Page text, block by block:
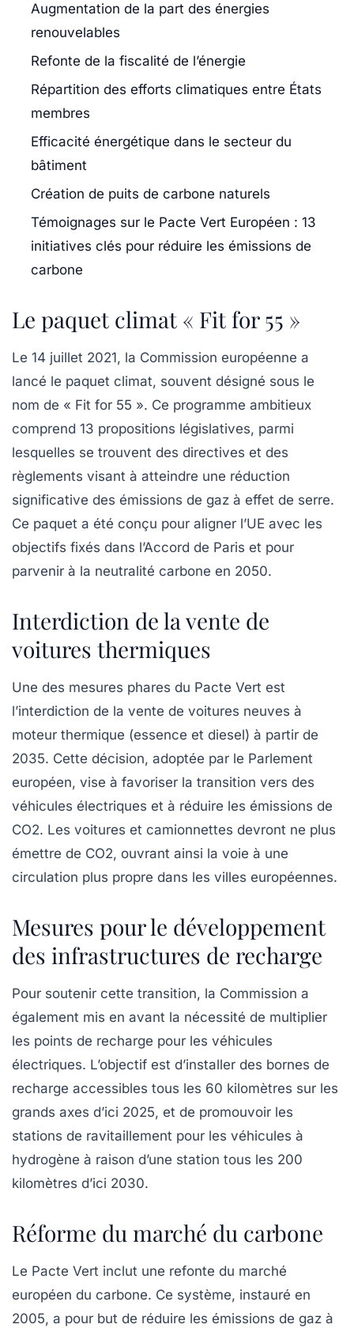
Augmentation de la part des énergies
renouvelables
Refonte de la fiscalité de l’énergie
Répartition des efforts climatiques entre États
membres
Efficacité énergétique dans le secteur du
bâtiment
Création de puits de carbone naturels
Témoignages sur le Pacte Vert Européen : 13
initiatives clés pour réduire les émissions de
carbone
Le paquet climat « Fit for 55 »
Le 14 juillet 2021, la Commission européenne a
lancé le paquet climat, souvent désigné sous le
nom de « Fit for 55 ». Ce programme ambitieux
comprend 13 propositions législatives, parmi
lesquelles se trouvent des directives et des
règlements visant à atteindre une réduction
significative des émissions de gaz à effet de serre.
Ce paquet a été conçu pour aligner l’UE avec les
objectifs fixés dans l’Accord de Paris et pour
parvenir à la neutralité carbone en 2050.
Interdiction de la vente de
voitures thermiques
Une des mesures phares du Pacte Vert est
l’interdiction de la vente de voitures neuves à
moteur thermique (essence et diesel) à partir de
2035. Cette décision, adoptée par le Parlement
européen, vise à favoriser la transition vers des
véhicules électriques et à réduire les émissions de
CO2. Les voitures et camionnettes devront ne plus
émettre de CO2, ouvrant ainsi la voie à une
circulation plus propre dans les villes européennes.
Mesures pour le développement
des infrastructures de recharge
Pour soutenir cette transition, la Commission a
également mis en avant la nécessité de multiplier
les points de recharge pour les véhicules
électriques. L’objectif est d’installer des bornes de
recharge accessibles tous les 60 kilomètres sur les
grands axes d’ici 2025, et de promouvoir les
stations de ravitaillement pour les véhicules à
hydrogène à raison d’une station tous les 200
kilomètres d’ici 2030.
Réforme du marché du carbone
Le Pacte Vert inclut une refonte du marché
européen du carbone. Ce système, instauré en
2005, a pour but de réduire les émissions de gaz à